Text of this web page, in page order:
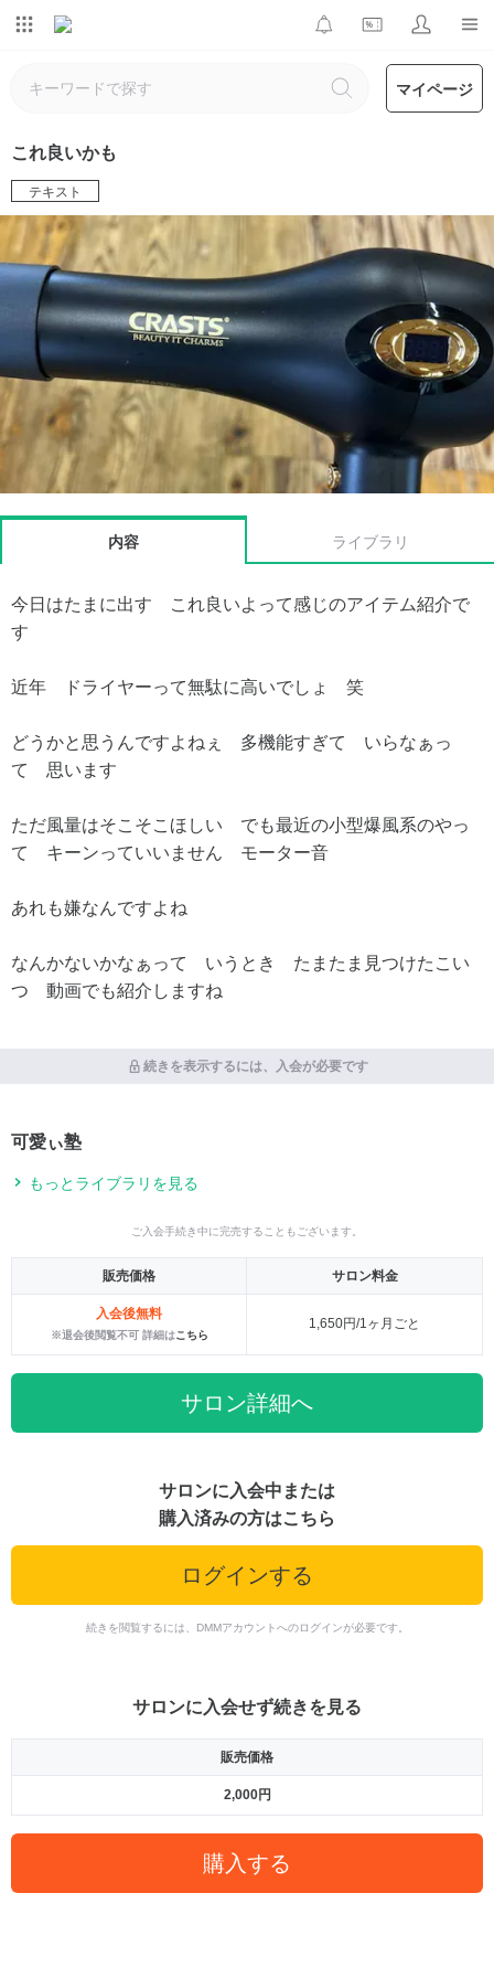
マイページ
これ良いかも
テキスト
内容 ライブラリ
今日はたまに出す これ良いよって感じのアイテム紹介で
す
近年 ドライヤーって無駄に高いでしょ 笑
どうかと思うんですよねぇ 多機能すぎて いらなぁっ
て 思います
ただ風量はそこそこほしい でも最近の小型爆風系のやっ
て キーンっていいません モーター音
あれも嫌なんですよね
なんかないかなぁって いうとき たまたま見つけたこい
つ 動画でも紹介しますね
続きを表示するには、入会が必要です
可愛ぃ塾
もっとライブラリを見る
ご入会手続き中に完売することもございます。
販売価格 サロン料金
入会後無料
※退会後閲覧不可 詳細はこちら
1,650円/1ヶ月ごと
サロン詳細へ
サロンに入会中または
購入済みの方はこちら
ログインする
続きを閲覧するには、DMMアカウントへのログインが必要です。
サロンに入会せず続きを見る
販売価格
2,000円
購入する